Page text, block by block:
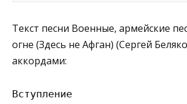
Текст песни Военные, армейские
огне (Здесь не Афган) (Сергей
аккордами:
Вступление